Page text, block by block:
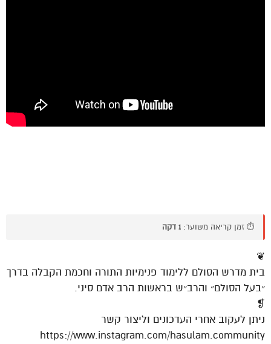
⏱️ זמן קריאה משוער: 1 דקה
❦
בית מדרש הסולם ללימוד פנימיות התורה וחכמת הקבלה בדרך
״בעל הסולם״ והרב״ש בראשות הרב אדם סיני.
❡
ניתן לעקוב אחרי העדכונים וליצור קשר
https://www.instagram.com/hasulam.community